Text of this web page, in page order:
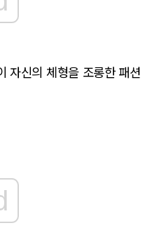
자신의 체형을 조롱한 패션